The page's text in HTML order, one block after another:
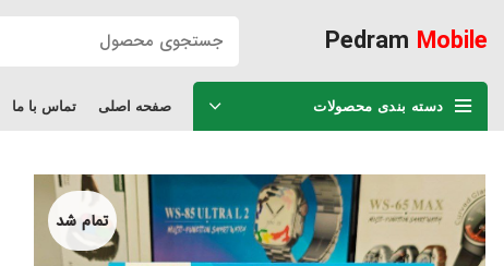
Pedram Mobile
دسته بندی محصولات صفحه اصلی تماس با ما
تمام شد